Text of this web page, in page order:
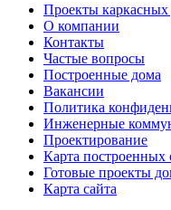
Проекты каркасных
О компании
Контакты
Частые вопросы
Построенные дома
Вакансии
Политика
Инженерные
Проектирование
Карта построенных
Готовые проекты
Карта сайта